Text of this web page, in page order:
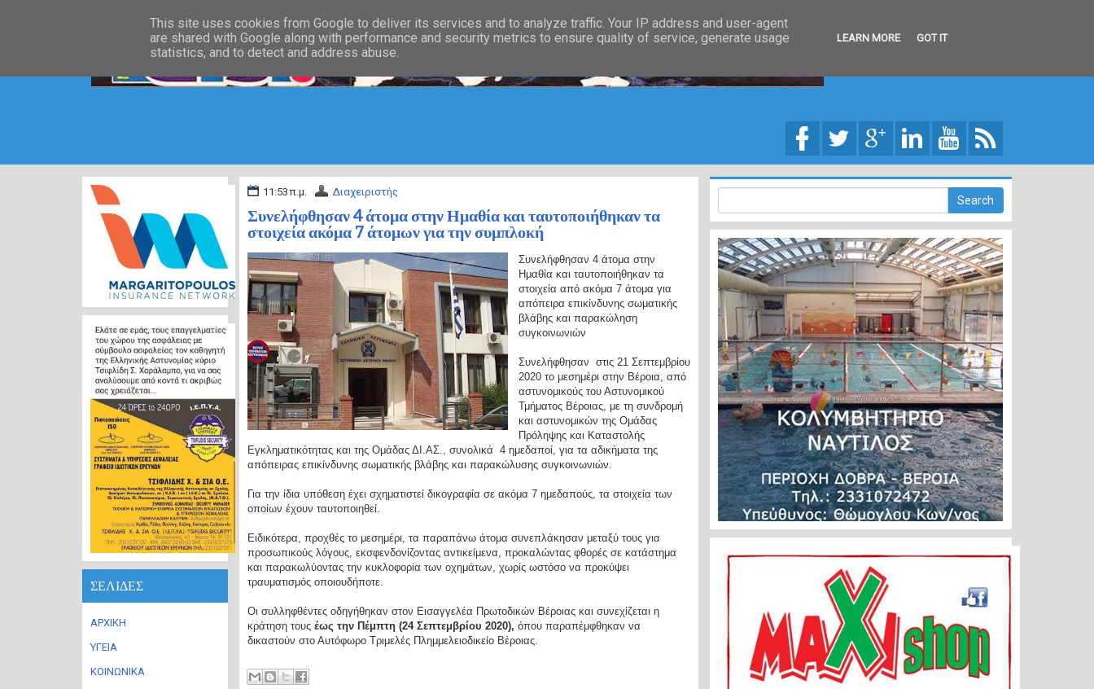
11:53 π.μ. Διαχειριστής
Συνελήφθησαν 4 άτομα στην Ημαθία και ταυτοποιήθηκαν τα
στοιχεία ακόμα 7 άτομων για την συμπλοκή
Συνελήφθησαν 4 άτομα στην
Ημαθία και ταυτοποιήθηκαν τα
στοιχεία από ακόμα 7 άτομα για
απόπειρα επικίνδυνης σωματικής
βλάβης και παρακώληση
συγκοινωνιών
Συνελήφθησαν στις 21 Σεπτεμβρίου
2020 το μεσημέρι στην Βέροια, από
αστυνομικούς του Αστυνομικού
Τμήματος Βέροιας, με τη συνδρομή
και αστυνομικών της Ομάδας
Πρόληψης και Καταστολής
Εγκληματικότητας και της Ομάδας ΔΙ.ΑΣ., συνολικά 4 ημεδαποί, για τα αδικήματα της
απόπειρας επικίνδυνης σωματικής βλάβης και παρακώλυσης συγκοινωνιών.
Για την ίδια υπόθεση έχει σχηματιστεί δικογραφία σε ακόμα 7 ημεδαπούς, τα στοιχεία των
οποίων έχουν ταυτοποιηθεί.
Ειδικότερα, προχθές το μεσημέρι, τα παραπάνω άτομα συνεπλάκησαν μεταξύ τους για
προσωπικούς λόγους, εκσφενδονίζοντας αντικείμενα, προκαλώντας φθορές σε κατάστημα
και παρακωλύοντας την κυκλοφορία των οχημάτων, χωρίς ωστόσο να προκύψει
τραυματισμός οποιουδήποτε.
Οι συλληφθέντες οδηγήθηκαν στον Εισαγγελέα Πρωτοδικών Βέροιας και συνεχίζεται η
κράτηση τους έως την Πέμπτη (24 Σεπτεμβρίου 2020), όπου παραπέμφθηκαν να
δικαστούν στο Αυτόφωρο Τριμελές Πλημμελειοδικείο Βέροιας.
ΣΕΛΙΔΕΣ
ΑΡΧΙΚΗ
ΥΓΕΙΑ
ΚΟΙΝΩΝΙΚΑ
This site uses cookies from Google to deliver its services and to analyze traffic. Your IP address and user-agent
are shared with Google along with performance and security metrics to ensure quality of service, generate usage
statistics, and to detect and address abuse.
LEARN MORE GOT IT